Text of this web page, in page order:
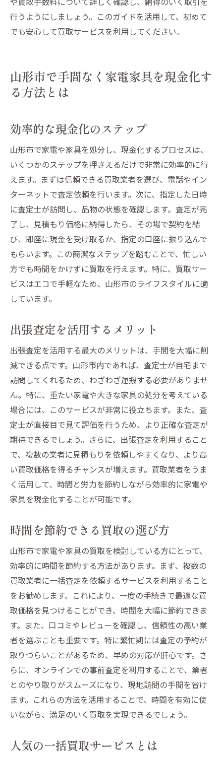
行うようにしましょう。このガイドを活用して、初めて
でも安心して買取サービスを利用してください。
山形市で手間なく家電家具を現金化す
る方法とは
効率的な現金化のステップ
山形市で家電や家具を処分し、現金化するプロセスは、
いくつかのステップを押さえるだけで非常に効率的に行
えます。まずは信頼できる買取業者を選び、電話やイン
ターネットで査定依頼を行います。次に、指定した日時
に査定士が訪問し、品物の状態を確認します。査定が完
了し、見積もり価格に納得したら、その場で契約を結
び、即座に現金を受け取るか、指定の口座に振り込んで
もらいます。この簡潔なステップを踏むことで、忙しい
方でも時間をかけずに買取を行えます。特に、買取サー
ビスはエコで手軽なため、山形市のライフスタイルに適
しています。
出張査定を活用するメリット
出張査定を活用する最大のメリットは、手間を大幅に削
減できる点です。山形市内であれば、査定士が自宅まで
訪問してくれるため、わざわざ運搬する必要がありませ
ん。特に、重たい家電や大きな家具の処分を考えている
場合には、このサービスが非常に役立ちます。また、査
定士が直接目で見て評価を行うため、より正確な査定が
期待できるでしょう。さらに、出張査定を利用すること
で、複数の業者に見積もりを依頼しやすくなり、より高
い買取価格を得るチャンスが増えます。買取業者をうま
く活用して、時間と労力を節約しながら効率的に家電や
家具を現金化することが可能です。
時間を節約できる買取の選び方
山形市で家電や家具の買取を検討している方にとって、
効率的に時間を節約する方法があります。まず、複数の
買取業者に一括査定を依頼するサービスを利用すること
をお勧めします。これにより、一度の手続きで最適な買
取価格を見つけることができ、時間を大幅に節約できま
す。また、口コミやレビューを確認し、信頼性の高い業
者を選ぶことも重要です。特に繁忙期には査定の予約が
取りづらいことがあるため、早めの対応が肝心です。さ
らに、オンラインでの事前査定を利用することで、業者
とのやり取りがスムーズになり、現地訪問の手間を省け
ます。これらの方法を活用することで、時間を有効に使
いながら、満足のいく買取を実現できるでしょう。
人気の一括買取サービスとは